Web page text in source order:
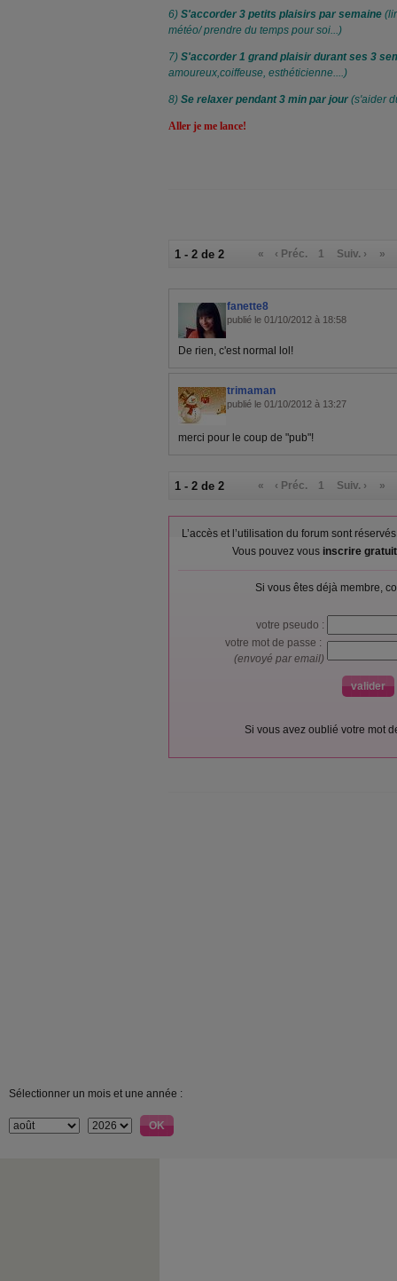
6) S'accorder 3 petits plaisirs par semaine
météo/ prendre du temps pour soi...)
7) S'accorder 1 grand plaisir durant ses 3
amoureux,coiffeuse, esthéticienne....)
8) Se relaxer pendant 3 min par jour (s'aider
Aller je me lance!
1 - 2 de 2 « ‹ Préc. 1 Suiv. › »
fanette8
publié le 01/10/2012 à 18:58
De rien, c'est normal lol!
trimaman
publié le 01/10/2012 à 13:27
merci pour le coup de "pub"!
1 - 2 de 2 « ‹ Préc. 1 Suiv. › »
L’accès et l’utilisation du forum sont
Vous pouvez vous inscrire
Si vous êtes déjà membre,
votre pseudo :
votre mot de passe :
(envoyé par email)
Si vous avez oublié votre mot
Sélectionner un mois et une année :